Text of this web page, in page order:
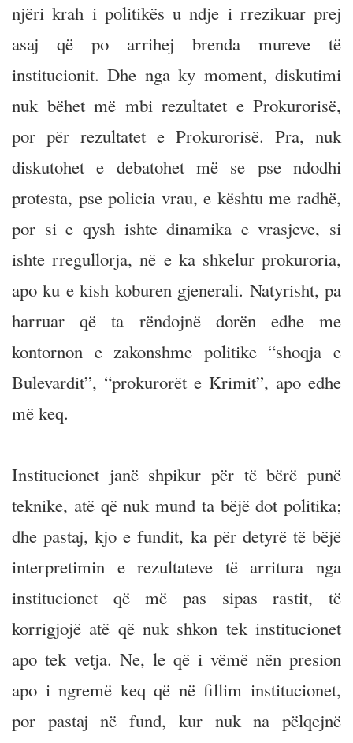
njëri krah i politikës u ndje i rrezikuar prej
asaj që po arrihej brenda mureve të
institucionit. Dhe nga ky moment, diskutimi
nuk bëhet më mbi rezultatet e Prokurorisë,
por për rezultatet e Prokurorisë. Pra, nuk
diskutohet e debatohet më se pse ndodhi
protesta, pse policia vrau, e kështu me radhë,
por si e qysh ishte dinamika e vrasjeve, si
ishte rregullorja, në e ka shkelur prokuroria,
apo ku e kish koburen gjenerali. Natyrisht, pa
harruar që ta rëndojnë dorën edhe me
kontornon e zakonshme politike “shoqja e
Bulevardit”, “prokurorët e Krimit”, apo edhe
më keq.
Institucionet janë shpikur për të bërë punë
teknike, atë që nuk mund ta bëjë dot politika;
dhe pastaj, kjo e fundit, ka për detyrë të bëjë
interpretimin e rezultateve të arritura nga
institucionet që më pas sipas rastit, të
korrigjojë atë që nuk shkon tek institucionet
apo tek vetja. Ne, le që i vëmë nën presion
apo i ngremë keq që në fillim institucionet,
por pastaj në fund, kur nuk na pëlqejnë